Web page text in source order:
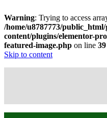
Warning: Trying to access
/home/u8787773/
content/plugins/elementor-
featured-image.php on line 39
Skip to content